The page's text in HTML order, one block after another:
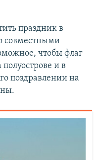
праздник в
совместными
чтобы флаг
и в
поздравлении на